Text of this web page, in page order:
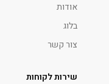
אודות
בלוג
צור קשר
שירות לקוחות